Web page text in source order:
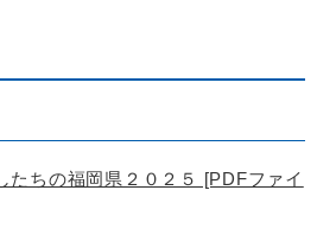
たちの福岡県２０２５ [PDFファイ